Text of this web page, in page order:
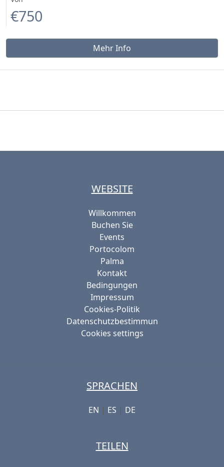
€750
Mehr Info
WEBSITE
Willkommen
Buchen Sie
Events
Portocolom
Palma
Kontakt
Bedingungen
Impressum
Cookies-Politik
Datenschutzbestimmun
Cookies settings
SPRACHEN
EN | ES | DE
TEILEN